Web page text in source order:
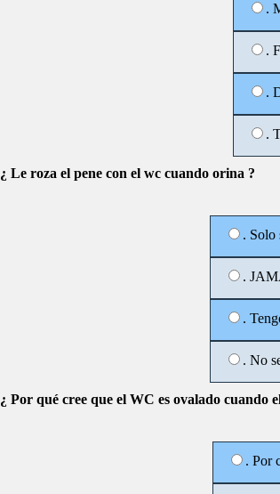
.
.
.
.
¿ Le roza el pene con el wc cuando orina ?
. Solo
.
.
. No
¿ Por qué cree que el WC es ovalado cuando
. Por